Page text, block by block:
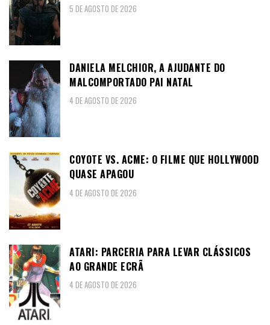
5 DE AGOSTO DE 2026
DANIELA MELCHIOR, A AJUDANTE DO
MALCOMPORTADO PAI NATAL
4 DE AGOSTO DE 2026
COYOTE VS. ACME: O FILME QUE HOLLYWOOD
QUASE APAGOU
4 DE AGOSTO DE 2026
ATARI: PARCERIA PARA LEVAR CLÁSSICOS
AO GRANDE ECRÃ
4 DE AGOSTO DE 2026